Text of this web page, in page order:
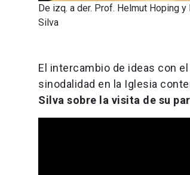
De izq. a der. Prof. Helmut Hoping
Silva
El intercambio de ideas con
sinodalidad en la Iglesia
Silva sobre la visita de su